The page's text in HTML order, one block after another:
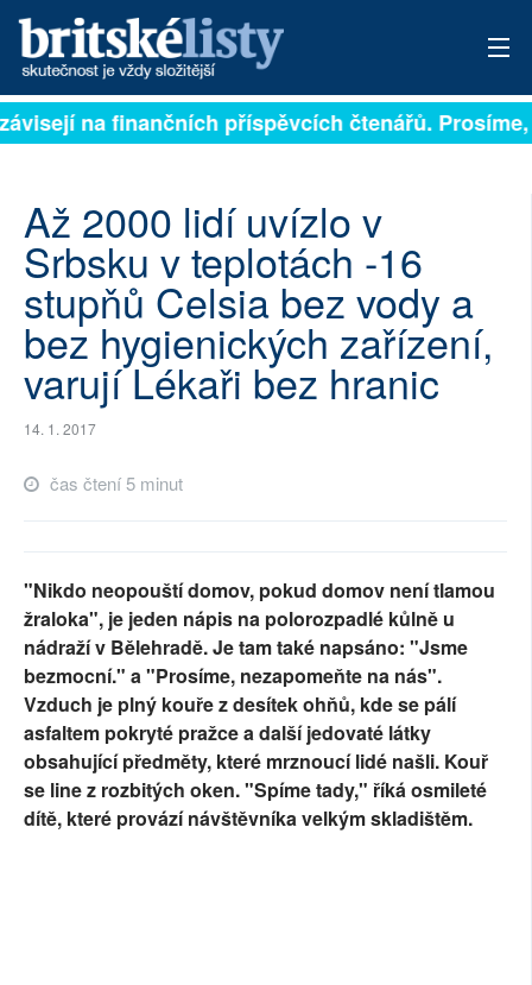
PŘIHLÁSIT
ARCHIV
ROZHOVORY
TÉMATA
NEJČTENĚJŠÍ ZA 7 DNÍ
RUBRIKY
PLNÁ VERZE STRÁNEK
na finančních příspěvcích čtenářů. Prosíme,
Až 2000 lidí uvízlo v
Srbsku v teplotách -16
stupňů Celsia bez vody a
bez hygienických zařízení,
varují Lékaři bez hranic
14. 1. 2017
čas čtení 5 minut
"Nikdo neopouští domov, pokud domov není tlamou
žraloka", je jeden nápis na polorozpadlé kůlně u
nádraží v Bělehradě. Je tam také napsáno: "Jsme
bezmocní." a "Prosíme, nezapomeňte na nás".
Vzduch je plný kouře z desítek ohňů, kde se pálí
asfaltem pokryté pražce a další jedovaté látky
obsahující předměty, které mrznoucí lidé našli. Kouř
se line z rozbitých oken. "Spíme tady," říká osmileté
dítě, které provází návštěvníka velkým skladištěm.